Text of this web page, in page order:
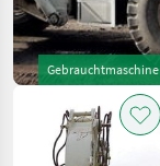
Gebrauchtmaschine